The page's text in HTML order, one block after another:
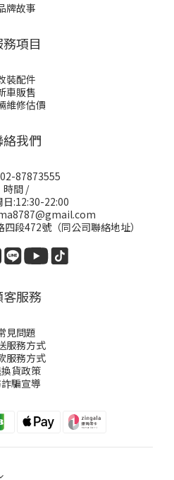
牌故事
務項目
裝配件
車販售
維修估價
絡我們
87873555
時間 /
日:12:30-22:00
段472號（同公司聯絡地址）
客服務
見問題
服務方式
服務方式
貨政策
騙宣導